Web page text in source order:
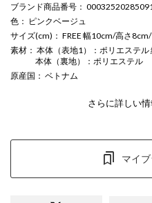
ブランド商品番号 ：
色 ： ピンクベージュ
サイズ(cm) ： FREE 幅10cm/高さ
素材 ： 本体（表地1）：ポリエステ
本体（裏地）：ポリエステル
原産国 ： ベトナム
さらに詳しい
マイ